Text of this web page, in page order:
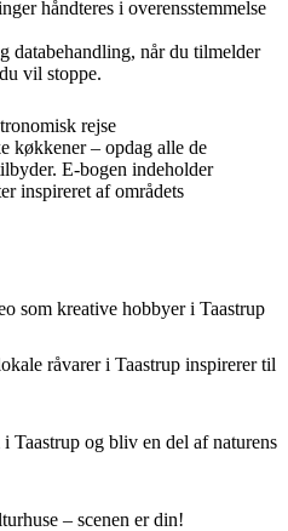
håndteres i overensstemmelse
databehandling, når du tilmelder
vil stoppe.
rejse
køkkener – opdag alle de
E-bogen indeholder
inspireret af områdets
som kreative hobbyer i Taastrup
råvarer i Taastrup inspirerer til
og bliv en del af naturens
– scenen er din!